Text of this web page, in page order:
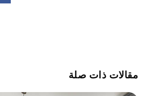
مقالات ذات صلة